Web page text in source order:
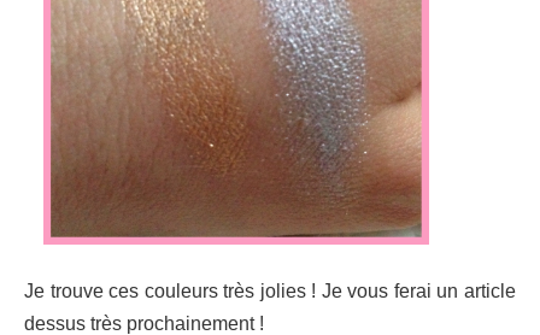
Je trouve ces couleurs très jolies ! Je vous ferai un article
dessus très prochainement !